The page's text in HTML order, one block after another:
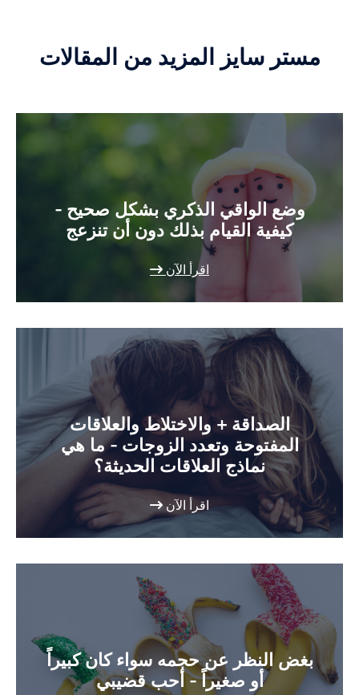
مستر سايز المزيد من المقالات
وضع الواقي الذكري بشكل صحيح -
كيفية القيام بذلك دون أن تنزعج
اقرأ الآن
الصداقة + والاختلاط والعلاقات
المفتوحة وتعدد الزوجات - ما هي
نماذج العلاقات الحديثة؟
اقرأ الآن
بغض النظر عن حجمه سواء كان كبيراً
أو صغيراً - أحب قضيبي